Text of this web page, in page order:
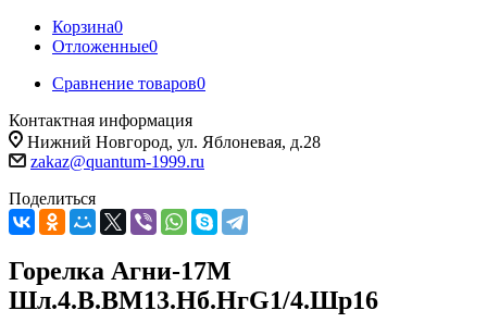
Корзина0
Отложенные0
Сравнение товаров0
Контактная информация
Нижний Новгород, ул. Яблоневая, д.28
zakaz@quantum-1999.ru
Поделиться
Горелка Агни-17М
Шл.4.В.ВМ13.Нб.НгG1/4.Шр16